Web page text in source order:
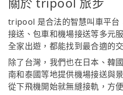
tripool 是合法的智慧叫車平台
接送、包車和機場接送等多元
全家出遊，都能找到最合適的
除了台灣，我們也在日本、韓
南和泰國等地提供機場接送與
從下飛機開始就無縫接軌，方